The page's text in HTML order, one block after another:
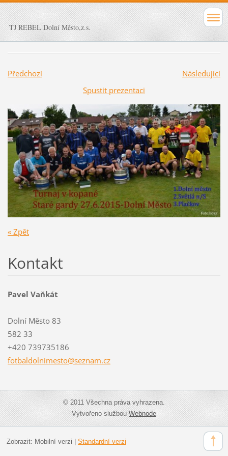
TJ REBEL Dolní Město,z.s.
Předchozí
Následující
Spustit prezentaci
« Zpět
Kontakt
Pavel Vaňkát
Dolní Město 83
582 33
+420 739735186
fotbaldolnimesto@seznam.cz
© 2011 Všechna práva vyhrazena.
Vytvořeno službouWebnode
Zobrazit: Mobilní verzi Standardní verzi